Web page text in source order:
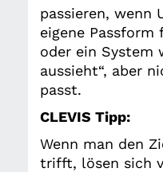
passieren, wenn
eigene Passform
oder ein System
aussieht“, aber
passt.
CLEVIS Tipp:
Wenn man den
trifft, lösen sich